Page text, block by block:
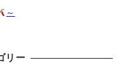
～
リー